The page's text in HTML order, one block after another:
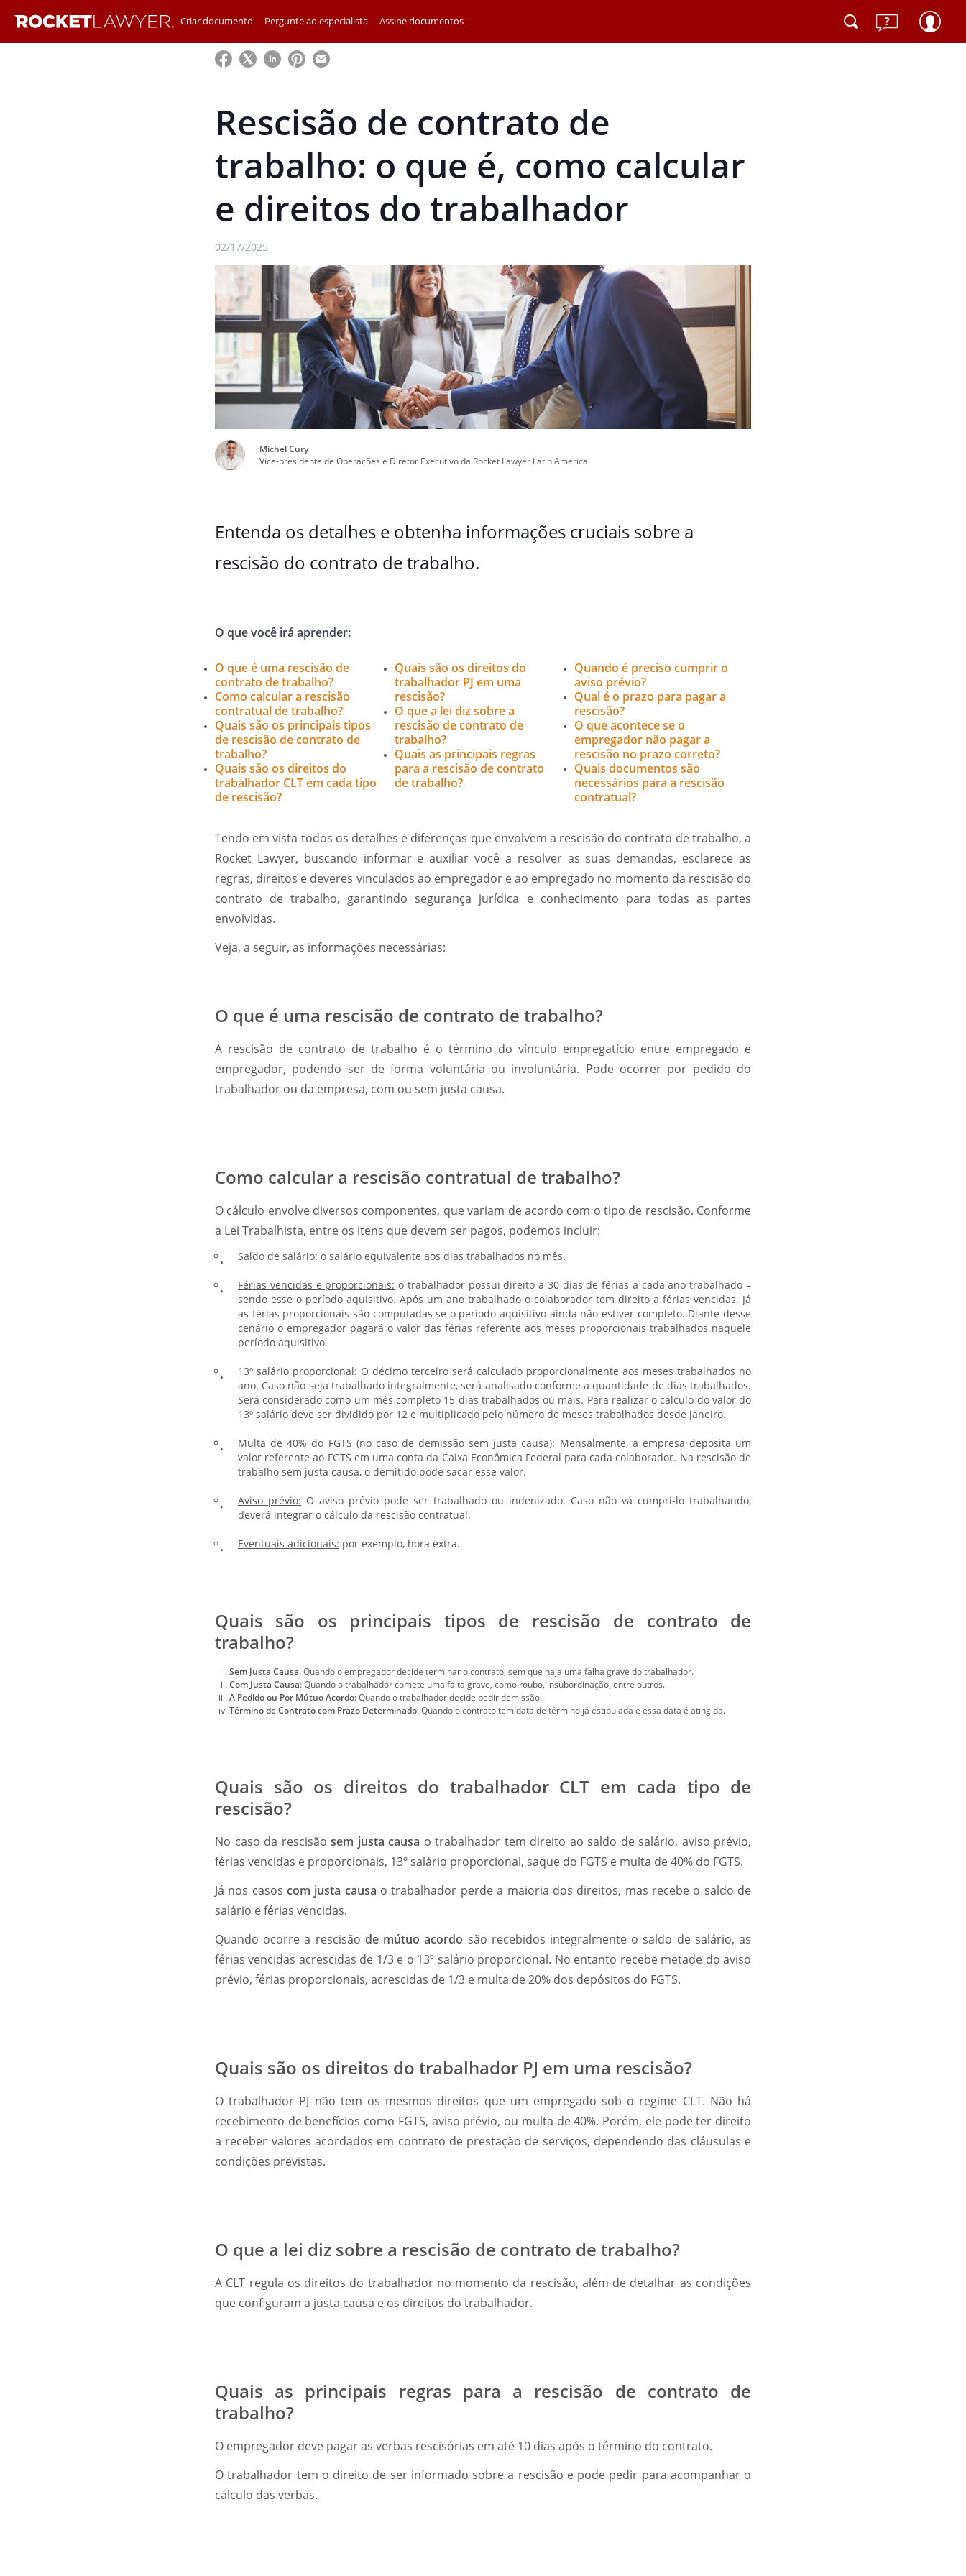
Criar documento Pergunte ao especialista Assine documentos
Rescisão de contrato de
trabalho: o que é, como calcular
e direitos do trabalhador
02/17/2025
Michel Cury
Vice-presidente de Operações e Diretor Executivo da Rocket Lawyer Latin America
Entenda os detalhes e obtenha informações cruciais sobre a
rescisão do contrato de trabalho.
O que você irá aprender:
O que é uma rescisão de
contrato de trabalho?
Como calcular a rescisão
contratual de trabalho?
Quais são os principais tipos
de rescisão de contrato de
trabalho?
Quais são os direitos do
trabalhador CLT em cada tipo
de rescisão?
Quais são os direitos do
trabalhador PJ em uma
rescisão?
O que a lei diz sobre a
rescisão de contrato de
trabalho?
Quais as principais regras
para a rescisão de contrato
de trabalho?
Quando é preciso cumprir o
aviso prévio?
Qual é o prazo para pagar a
rescisão?
O que acontece se o
empregador não pagar a
rescisão no prazo correto?
Quais documentos são
necessários para a rescisão
contratual?
Tendo em vista todos os detalhes e diferenças que envolvem a rescisão do contrato de trabalho, a
Rocket Lawyer, buscando informar e auxiliar você a resolver as suas demandas, esclarece as
regras, direitos e deveres vinculados ao empregador e ao empregado no momento da rescisão do
contrato de trabalho, garantindo segurança jurídica e conhecimento para todas as partes
envolvidas.
Veja, a seguir, as informações necessárias:
O que é uma rescisão de contrato de trabalho?
A rescisão de contrato de trabalho é o término do vínculo empregatício entre empregado e
empregador, podendo ser de forma voluntária ou involuntária. Pode ocorrer por pedido do
trabalhador ou da empresa, com ou sem justa causa.
Como calcular a rescisão contratual de trabalho?
O cálculo envolve diversos componentes, que variam de acordo com o tipo de rescisão. Conforme
a Lei Trabalhista, entre os itens que devem ser pagos, podemos incluir:
Saldo de salário: o salário equivalente aos dias trabalhados no mês.
Férias vencidas e proporcionais: o trabalhador possui direito a 30 dias de férias a cada ano trabalhado –
sendo esse o período aquisitivo. Após um ano trabalhado o colaborador tem direito a férias vencidas. Já
as férias proporcionais são computadas se o período aquisitivo ainda não estiver completo. Diante desse
cenário o empregador pagará o valor das férias referente aos meses proporcionais trabalhados naquele
período aquisitivo.
13º salário proporcional: O décimo terceiro será calculado proporcionalmente aos meses trabalhados no
ano. Caso não seja trabalhado integralmente, será analisado conforme a quantidade de dias trabalhados.
Será considerado como um mês completo 15 dias trabalhados ou mais. Para realizar o cálculo do valor do
13º salário deve ser dividido por 12 e multiplicado pelo número de meses trabalhados desde janeiro.
Multa de 40% do FGTS (no caso de demissão sem justa causa): Mensalmente, a empresa deposita um
valor referente ao FGTS em uma conta da Caixa Econômica Federal para cada colaborador. Na rescisão de
trabalho sem justa causa, o demitido pode sacar esse valor.
Aviso prévio: O aviso prévio pode ser trabalhado ou indenizado. Caso não vá cumpri-lo trabalhando,
deverá integrar o cálculo da rescisão contratual.
Eventuais adicionais: por exemplo, hora extra.
Quais são os principais tipos de rescisão de contrato de
trabalho?
Sem Justa Causa: Quando o empregador decide terminar o contrato, sem que haja uma falha grave do trabalhador.
Com Justa Causa: Quando o trabalhador comete uma falta grave, como roubo, insubordinação, entre outros.
A Pedido ou Por Mútuo Acordo:Quando o trabalhador decide pedir demissão.
Término de Contrato com Prazo Determinado: Quando o contrato tem data de término já estipulada e essa data é atingida.
Quais são os direitos do trabalhador CLT em cada tipo de
rescisão?
No caso da rescisão sem justa causa o trabalhador tem direito ao saldo de salário, aviso prévio,
férias vencidas e proporcionais, 13º salário proporcional, saque do FGTS e multa de 40% do FGTS.
Já nos casoscom justa causa o trabalhador perde a maioria dos direitos, mas recebe o saldo de
salário e férias vencidas.
Quando ocorre a rescisão de mútuo acordo são recebidos integralmente o saldo de salário, as
férias vencidas acrescidas de 1/3 e o 13º salário proporcional. No entanto recebe metade do aviso
prévio, férias proporcionais, acrescidas de 1/3 e multa de 20% dos depósitos do FGTS.
Quais são os direitos do trabalhador PJ em uma rescisão?
O trabalhador PJ não tem os mesmos direitos que um empregado sob o regime CLT. Não há
recebimento de benefícios como FGTS, aviso prévio, ou multa de 40%. Porém, ele pode ter direito
a receber valores acordados em contrato de prestação de serviços, dependendo das cláusulas e
condições previstas.
O que a lei diz sobre a rescisão de contrato de trabalho?
A CLT regula os direitos do trabalhador no momento da rescisão, além de detalhar as condições
que configuram a justa causa e os direitos do trabalhador.
Quais as principais regras para a rescisão de contrato de
trabalho?
O empregador deve pagar as verbas rescisórias em até 10 dias após o término do contrato.
O trabalhador tem o direito de ser informado sobre a rescisão e pode pedir para acompanhar o
cálculo das verbas.